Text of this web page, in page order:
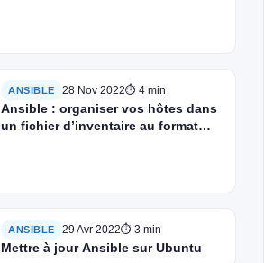
ANSIBLE 28 Nov 2022⏱ 4 min
Ansible : organiser vos hôtes dans
un fichier d’inventaire au format
ANSIBLE 29 Avr 2022⏱ 3 min
Mettre à jour Ansible sur Ubuntu